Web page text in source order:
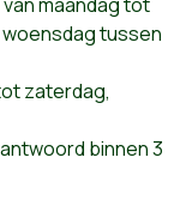
woensdag tussen
zaterdag,
binnen 3